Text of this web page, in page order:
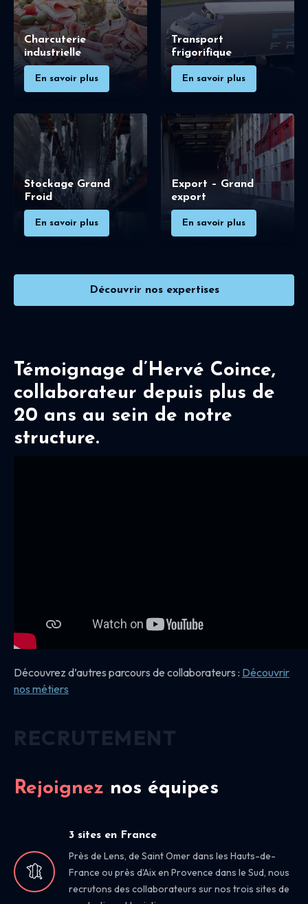
Charcuterie
industrielle
En savoir plus
Transport
frigorifique
En savoir plus
Stockage Grand
Froid
En savoir plus
Export – Grand
export
En savoir plus
Découvrir nos expertises
Témoignage d’Hervé Coince,
collaborateur depuis plus de
20 ans au sein de notre
structure.
Découvrez d’autres parcours de collaborateurs : Découvrir
nos métiers
Rejoignez nos équipes
3 sites en France
Près de Lens, de Saint Omer dans les Hauts-de-
France ou près d’Aix en Provence dans le Sud, nous
recrutons des collaborateurs sur nos trois sites de
RECRUTEMENT